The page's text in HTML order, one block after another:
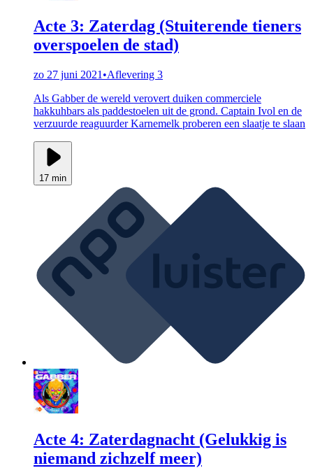
Acte 3: Zaterdag (Stuiterende tieners
overspoelen de stad)
zo 27 juni 2021 •Aflevering 3
Als Gabber de wereld verovert duiken commerciele
hakkuhbars als paddestoelen uit de grond. Captain Ivol en de
verzuurde reaguurder Karnemelk proberen een slaatje te slaan
17 min
Acte 4: Zaterdagnacht (Gelukkig is
niemand zichzelf meer)